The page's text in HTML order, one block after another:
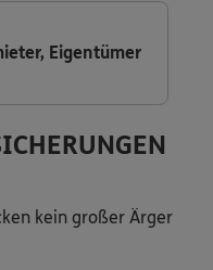
Eigentümer
kein großer Ärger